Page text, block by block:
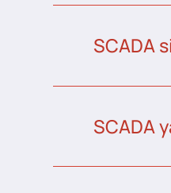
SCADA
SCADA